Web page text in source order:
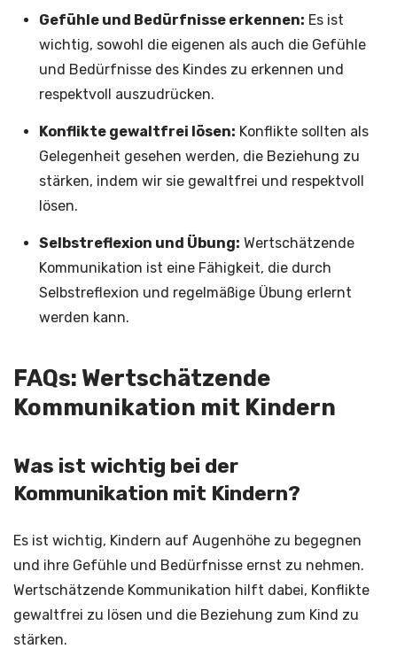
Gefühle und Bedürfnisse erkennen: Es ist
wichtig, sowohl die eigenen als auch die Gefühle
und Bedürfnisse des Kindes zu erkennen und
respektvoll auszudrücken.
Konflikte gewaltfrei lösen: Konflikte sollten als
Gelegenheit gesehen werden, die Beziehung zu
stärken, indem wir sie gewaltfrei und respektvoll
lösen.
Selbstreflexion und Übung: Wertschätzende
Kommunikation ist eine Fähigkeit, die durch
Selbstreflexion und regelmäßige Übung erlernt
werden kann.
FAQs: Wertschätzende
Kommunikation mit Kindern
Was ist wichtig bei der
Kommunikation mit Kindern?
Es ist wichtig, Kindern auf Augenhöhe zu begegnen
und ihre Gefühle und Bedürfnisse ernst zu nehmen.
Wertschätzende Kommunikation hilft dabei, Konflikte
gewaltfrei zu lösen und die Beziehung zum Kind zu
stärken.